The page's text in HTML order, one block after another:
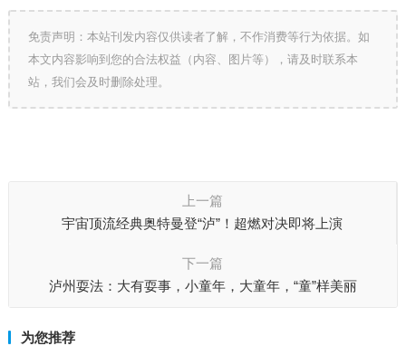
免责声明：本站刊发内容仅供读者了解，不作消费等行为依据。如
本文内容影响到您的合法权益（内容、图片等），请及时联系本
站，我们会及时删除处理。
上一篇
宇宙顶流经典奥特曼登“泸”！超燃对决即将上演
下一篇
泸州耍法：大有耍事，小童年，大童年，“童”样美丽
为您推荐